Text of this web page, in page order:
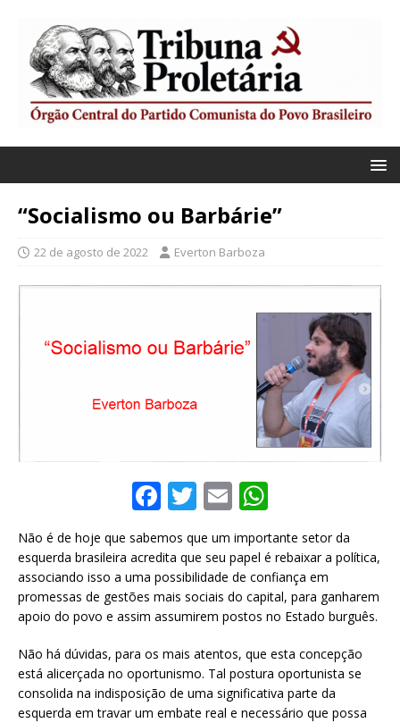
“Socialismo ou Barbárie”
22 de agosto de 2022 Everton Barboza
F
c
e
b
o
k
T
it
te
r
E
m
ai
l
h
at
s
A
p
Não é de hoje que sabemos que um importante setor da
esquerda brasileira acredita que seu papel é rebaixar a política,
associando isso a uma possibilidade de confiança em
promessas de gestões mais sociais do capital, para ganharem
apoio do povo e assim assumirem postos no Estado burguês.
Não há dúvidas, para os mais atentos, que esta concepção
está alicerçada no oportunismo. Tal postura oportunista se
consolida na indisposição de uma significativa parte da
esquerda em travar um embate real e necessário que possa